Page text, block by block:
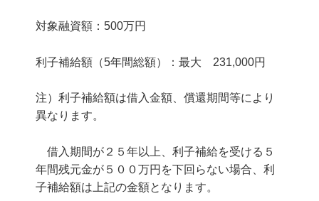
対象融資額：500万円
利子補給額（5年間総額）：最大 231,000円
注）利子補給額は借入金額、償還期間等により
異なります。
借入期間が２５年以上、利子補給を受ける５
年間残元金が５００万円を下回らない場合、利
子補給額は上記の金額となります。